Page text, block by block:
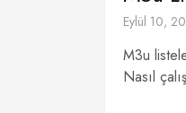
Eylül 10,
M3u
Nasıl